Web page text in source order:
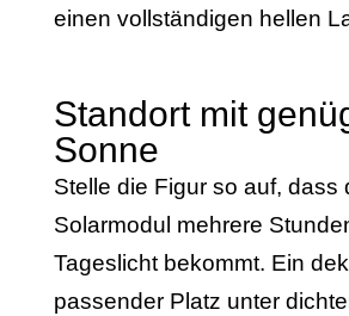
einen vollständigen hellen
Standort mit
Sonne
Stelle die Figur so auf, dass
Solarmodul mehrere
Tageslicht bekommt. Ein
passender Platz unter